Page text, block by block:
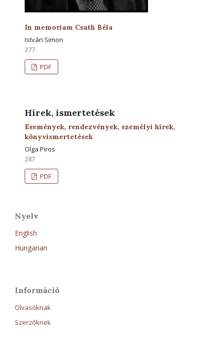
In memoriam Csath Béla
István Simon
277
PDF
Hírek, ismertetések
Események, rendezvények, személyi hírek,
könyvismertetések
Olga Piros
287
PDF
Nyelv
English
Hungarian
Információ
Olvasóknak
Szerzőknek